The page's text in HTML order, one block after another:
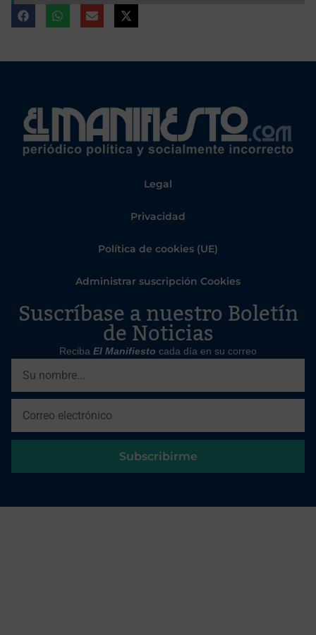
Legal
Privacidad
Política de cookies (UE)
Administrar suscripción Cookies
Suscríbase a nuestro Boletín
de Noticias
Reciba El Manifiesto cada día en su correo
Subscribirme